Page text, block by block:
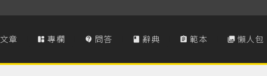
文章  專欄  問答  辭典  範本  懶人包